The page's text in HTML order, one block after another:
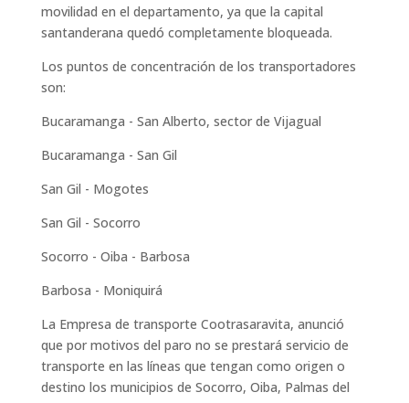
movilidad en el departamento, ya que la capital
santanderana quedó completamente bloqueada.
Los puntos de concentración de los transportadores
son:
Bucaramanga - San Alberto, sector de Vijagual
Bucaramanga - San Gil
San Gil - Mogotes
San Gil - Socorro
Socorro - Oiba - Barbosa
Barbosa - Moniquirá
La Empresa de transporte Cootrasaravita, anunció
que por motivos del paro no se prestará servicio de
transporte en las líneas que tengan como origen o
destino los municipios de Socorro, Oiba, Palmas del